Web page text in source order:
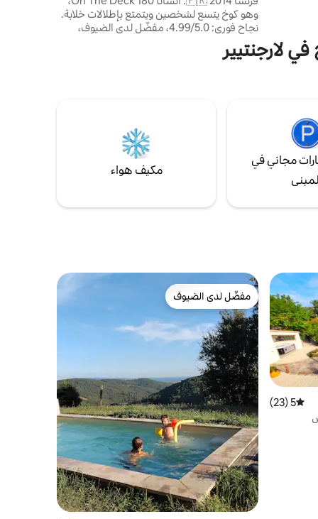
وهو كوخ يتسع لشخصين ويتمتع بإطلالات خلابة.
نجاح فوري: 4.99/5.0، مفضّل لدى الضيوف،
لارجنتيير
مجاني في
مكيف هواء
متوسط التقييم 5 من 5، 23 مراجعات
5 (23)
مفضّل لدى الضيوف
مفضّل لدى الضيوف